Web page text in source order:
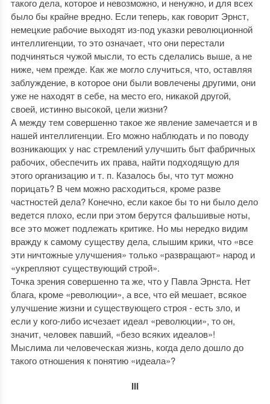
такого дела, которое и невозможно, и ненужно, и для всех
было бы крайне вредно. Если теперь, как говорит Эрнст,
немецкие рабочие выходят из-под указки революционной
интеллигенции, то это означает, что они перестали
подчиняться чужой мысли, то есть сделались выше, а не
ниже, чем прежде. Как же могло случиться, что, оставляя
заблуждение, в которое они были вовлечены другими, они
уже не находят в себе, на место его, никакой другой,
своей, истинно высокой, цели жизни?
А между тем совершенно такое же явление замечается и в
нашей интеллигенции. Его можно наблюдать и по поводу
возникающих у нас стремлений улучшить быт фабричных
рабочих, обеспечить их права, найти подходящую для
этого организацию и т. п. Казалось бы, что тут можно
порицать? В чем можно расходиться, кроме разве
частностей дела? Конечно, если какое бы то ни было дело
ведется плохо, если при этом берутся фальшивые ноты,
все это может подлежать критике. Но мы нередко видим
вражду к самому существу дела, слышим крики, что «все
эти ничтожные улучшения» только «развращают» народ и
«укрепляют существующий строй».
Точка зрения совершенно та же, что у Павла Эрнста. Нет
блага, кроме «революции», а все, что ей мешает, всякое
улучшение жизни и существующего строя - есть зло, и
если у кого-либо исчезает идеал «революции», то он,
значит, человек павший, «безо всяких идеалов»!
Мыслима ли человеческая жизнь, когда дело дошло до
такого отношения к понятию «идеала»?
III